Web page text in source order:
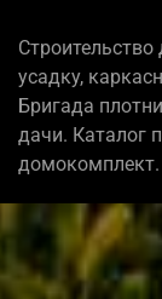
усадку,
Бригада
дачи. Каталог
домокомплект.